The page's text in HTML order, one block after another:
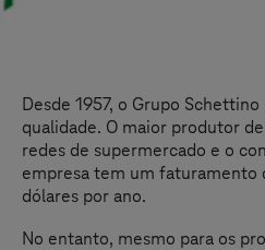
Desde 1957, o Grupo
qualidade. O maior produtor
redes de supermercado e o
empresa tem um faturamento
dólares por ano.
No entanto, mesmo para os